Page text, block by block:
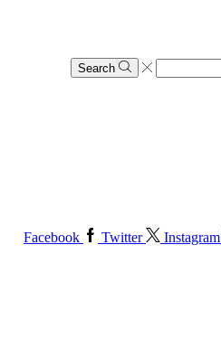
Search
Facebook
Twitter Instagram